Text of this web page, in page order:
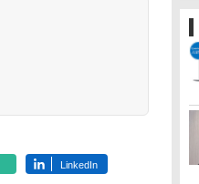
LinkedIn